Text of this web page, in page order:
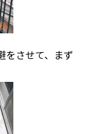
をさせて、まず